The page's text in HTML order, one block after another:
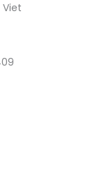
Viet